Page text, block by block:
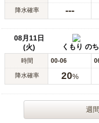
降水確率 ---
08月11日
(火)
くもり の
時間 00-06
降水確率 20%
週